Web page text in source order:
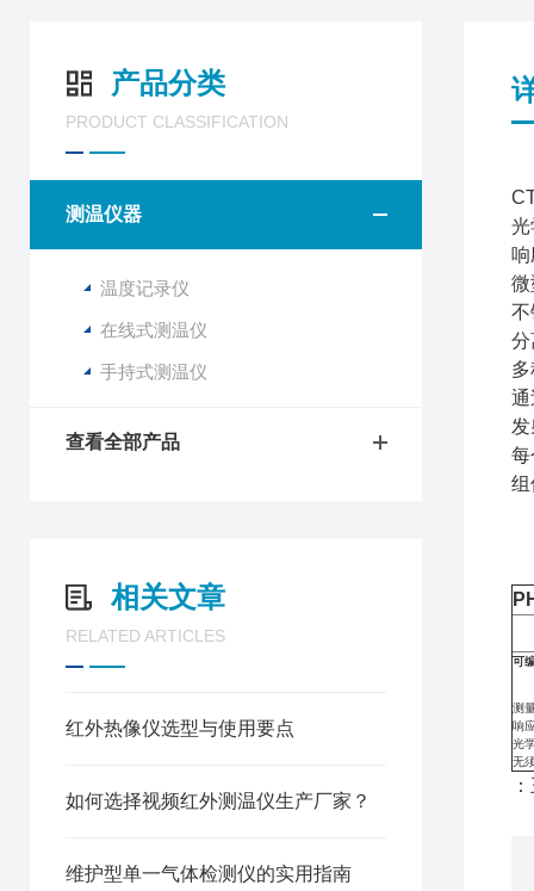
产品分类
PRODUCT CLASSIFICATION
测温仪器
温度记录仪
在线式测温仪
手持式测温仪
查看全部产品
相关文章
RELATED ARTICLES
红外热像仪选型与使用要点
如何选择视频红外测温仪生产厂家？
维护型单一气体检测仪的实用指南
光
微
分
通
每
组
可
测
响
光
无